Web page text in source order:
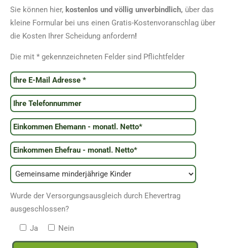
Sie können hier, kostenlos und völlig unverbindlich, über das
kleine Formular bei uns einen Gratis-Kostenvoranschlag über
die Kosten Ihrer Scheidung anfordern!
Die mit * gekennzeichneten Felder sind Pflichtfelder
Wurde der Versorgungsausgleich durch Ehevertrag
ausgeschlossen?
Ja Nein